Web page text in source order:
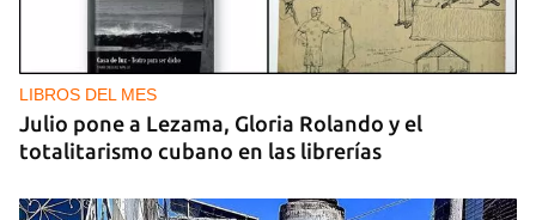
DEPORTES
La lucha afianza a Cuba en el tercer lugar del
medallero en los Centroamericanos
LIBROS DEL MES
Julio pone a Lezama, Gloria Rolando y el
totalitarismo cubano en las librerías